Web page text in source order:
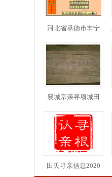
河北省承德市丰宁
襄城宗亲寻项城田
田氏寻亲信息2020